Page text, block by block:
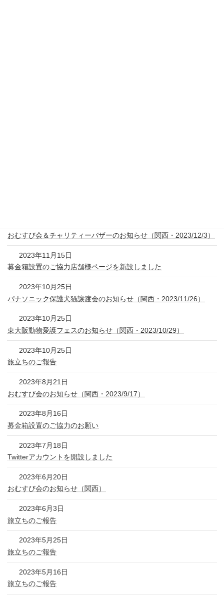
おむすび会＆チャリティーバザーのお知らせ（関西・2023/12/3）
2023年11月15日
募金箱設置のご協力店舗様ページを新設しました
2023年10月25日
パナソニック保護犬猫譲渡会のお知らせ（関西・2023/11/26）
2023年10月25日
東大阪動物愛護フェスのお知らせ（関西・2023/10/29）
2023年10月25日
旅立ちのご報告
2023年8月21日
おむすび会のお知らせ（関西・2023/9/17）
2023年8月16日
募金箱設置のご協力のお願い
2023年7月18日
Twitterアカウントを開設しました
2023年6月20日
おむすび会のお知らせ（関西）
2023年6月3日
旅立ちのご報告
2023年5月25日
旅立ちのご報告
2023年5月16日
旅立ちのご報告